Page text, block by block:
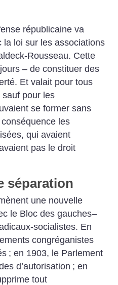
républicaine va
la loi sur les associations
Rousseau. Cette
– de constituer des
Et valait pour tous
sauf pour les
se former sans
les
qui avaient
pas le droit
séparation
une nouvelle
le Bloc des gauches–
socialistes. En
congréganistes
; en 1903, le Parlement
d’autorisation ; en
tout